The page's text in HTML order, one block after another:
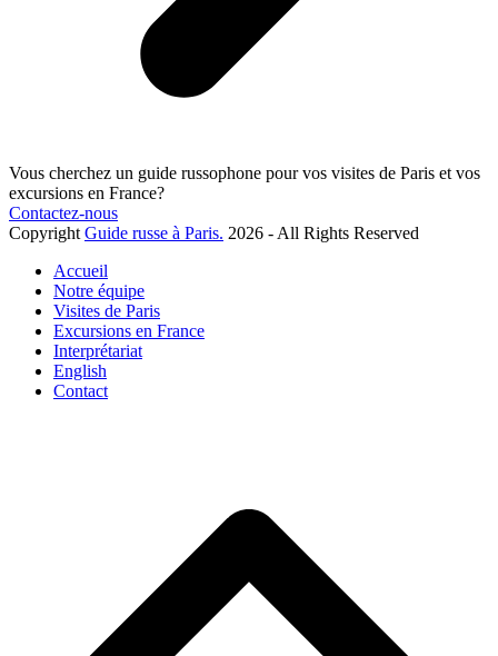
Vous cherchez un guide russophone pour vos visites de Paris et vos
excursions en France?
Contactez-nous
Copyright Guide russe à Paris. 2026 - All Rights Reserved
Accueil
Notre équipe
Visites de Paris
Excursions en France
Interprétariat
English
Contact